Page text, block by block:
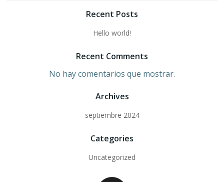
Recent Posts
Hello world!
Recent Comments
No hay comentarios que mostrar.
Archives
septiembre 2024
Categories
Uncategorized